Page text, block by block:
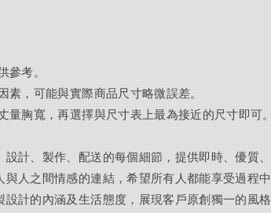
參考。
素，可能與實際商品尺寸略微誤差。
胸寬，再選擇與尺寸表上最為接近的尺寸即可
計、製作、配送的每個細節，提供即時、優質
人之間情感的連結，希望所有人都能享受過程
計的內涵及生活態度，展現客戶原創獨一的風